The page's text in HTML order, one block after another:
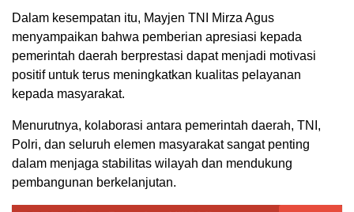
Dalam kesempatan itu, Mayjen TNI Mirza Agus
menyampaikan bahwa pemberian apresiasi kepada
pemerintah daerah berprestasi dapat menjadi motivasi
positif untuk terus meningkatkan kualitas pelayanan
kepada masyarakat.
Menurutnya, kolaborasi antara pemerintah daerah, TNI,
Polri, dan seluruh elemen masyarakat sangat penting
dalam menjaga stabilitas wilayah dan mendukung
pembangunan berkelanjutan.